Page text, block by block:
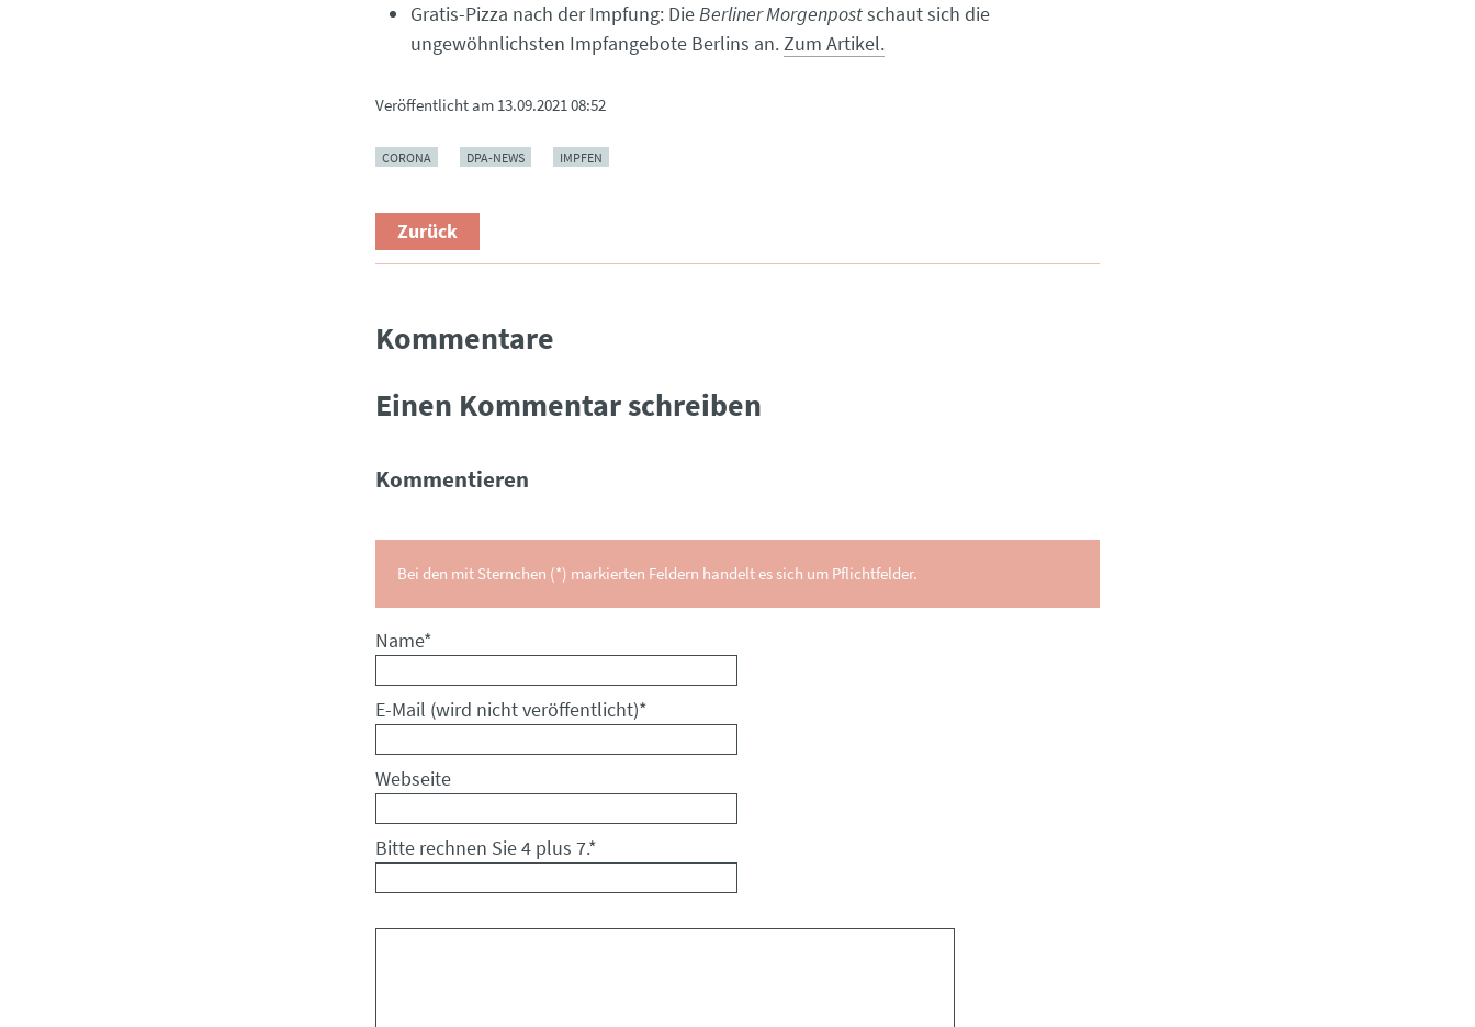
Gratis-Pizza nach der Impfung: DieBerliner Morgenpostschaut sich die
ungewöhnlichsten Impfangebote Berlins an.Zum Artikel.
Veröffentlicht am 13.09.2021 08:52
CORONA DPA-NEWS IMPFEN
Zurück
Kommentare
Einen Kommentar schreiben
Kommentieren
Bei den mit Sternchen (*) markierten Feldern handelt es sich um Pflichtfelder.
Pflichtfeld
Name*
Pflichtfeld
E-Mail (wird nicht veröffentlicht)*
Webseite
Bitte rechnen Sie 4 plus 7.*